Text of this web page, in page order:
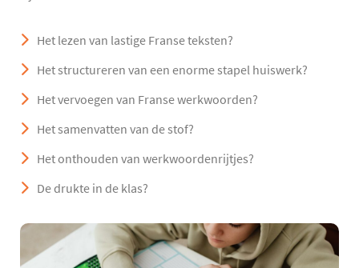
Het lezen van lastige Franse teksten?
Het structureren van een enorme stapel huiswerk?
Het vervoegen van Franse werkwoorden?
Het samenvatten van de stof?
Het onthouden van werkwoordenrijtjes?
De drukte in de klas?